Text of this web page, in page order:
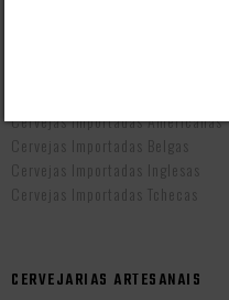
Cervejas Importadas Americanas
Cervejas Importadas Belgas
Cervejas Importadas Inglesas
Cervejas Importadas Tchecas
CERVEJARIAS ARTESANAIS